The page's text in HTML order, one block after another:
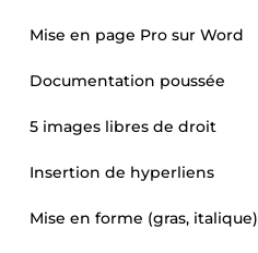
Mise en page Pro sur Word
Documentation poussée
5 images libres de droit
Insertion de hyperliens
Mise en forme (gras, italique)